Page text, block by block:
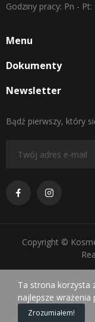
Godziny pracy: Pn - Pt:
Menu
Dokumenty
Newsletter
Bądź pierwszy, który
Copyright ©
Ta strona korzysta
najlepsze wrażenia
Zrozumiałem!